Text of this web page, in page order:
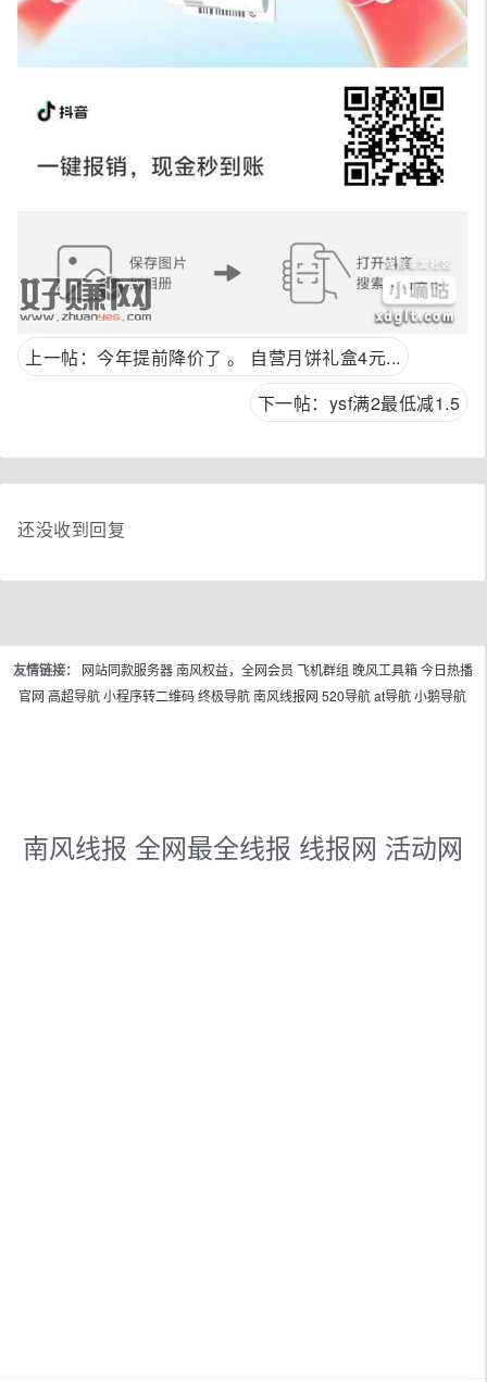
上一帖：今年提前降价了 。 自营月饼礼盒4元...
下一帖：ysf满2最低减1.5
还没收到回复
友情链接： 网站同款服务器 南风权益，全网会员 飞机群组 晚风工具箱 今日热播
官网 高超导航小程序转二维码终极导航南风线报网 520导航at导航小鹅导航
南风线报 全网最全线报 线报网 活动网